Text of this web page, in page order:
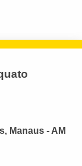
Manaus - AM